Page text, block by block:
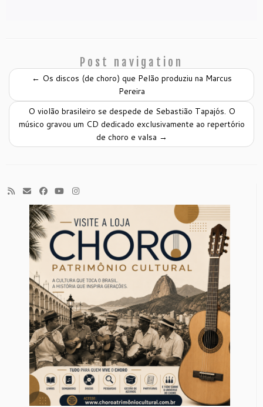
Post navigation
← Os discos (de choro) que Pelão produziu na Marcus
Pereira
O violão brasileiro se despede de Sebastião Tapajós. O
músico gravou um CD dedicado exclusivamente ao repertório
de choro e valsa →